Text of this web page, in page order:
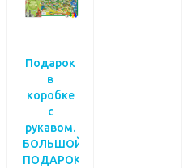
Подарок
в
коробке
с
рукавом.
БОЛЬШОЙ
ПОДАРОК